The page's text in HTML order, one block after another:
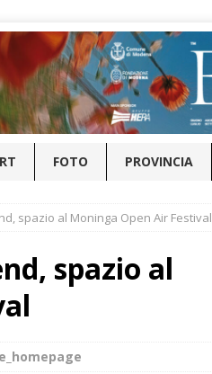
FOTO PROVINCIA
spazio al Moninga Open Air Festival
spazio al